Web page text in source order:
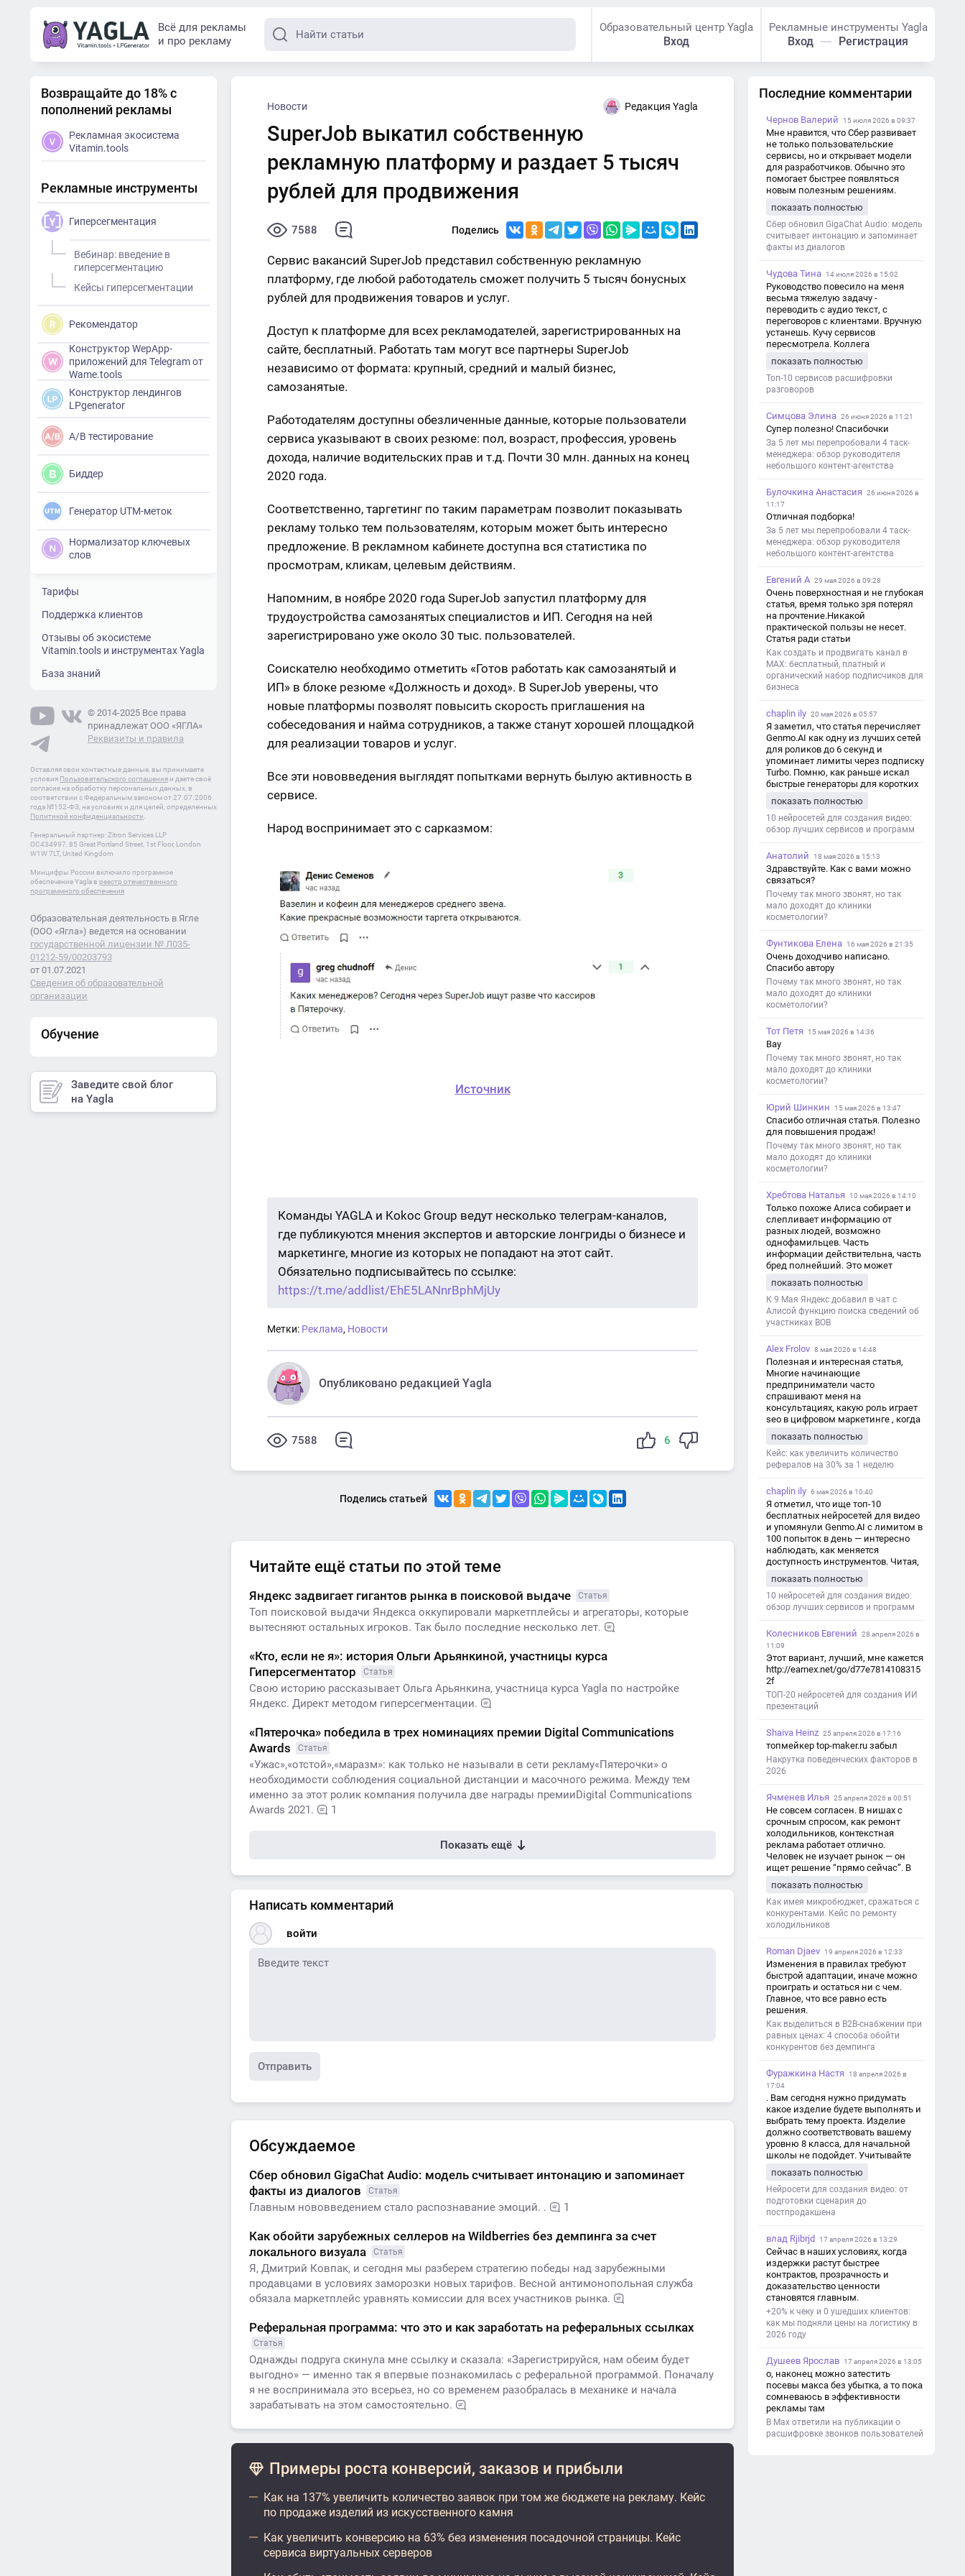
Всё для рекламы
и про рекламу
Образовательный центр Yagla
Вход
Рекламные инструменты Yagla
Вход Регистрация
Новости Редакция Yagla
SuperJob выкатил собственную
рекламную платформу и раздает 5 тысяч
рублей для продвижения
7588 Поделись
Сервис вакансий SuperJob представил собственную рекламную
платформу, где любой работодатель сможет получить 5 тысяч бонусных
рублей для продвижения товаров и услуг.
Доступ к платформе для всех рекламодателей, зарегистрированных на
сайте, бесплатный. Работать там могут все партнеры SuperJob
независимо от формата: крупный, средний и малый бизнес,
самозанятые.
Работодателям доступны обезличенные данные, которые пользователи
сервиса указывают в своих резюме: пол, возраст, профессия, уровень
дохода, наличие водительских прав и т.д. Почти 30 млн. данных на конец
2020 года.
Соответственно, таргетинг по таким параметрам позволит показывать
рекламу только тем пользователям, которым может быть интересно
предложение. В рекламном кабинете доступна вся статистика по
просмотрам, кликам, целевым действиям.
Напомним, в ноябре 2020 года SuperJob запустил платформу для
трудоустройства самозанятых специалистов и ИП. Сегодня на ней
зарегистрировано уже около 30 тыс. пользователей.
Соискателю необходимо отметить «Готов работать как самозанятый и
ИП» в блоке резюме «Должность и доход». В SuperJob уверены, что
новые платформы позволят повысить скорость приглашения на
собеседования и найма сотрудников, а также станут хорошей площадкой
для реализации товаров и услуг.
Все эти нововведения выглядят попытками вернуть былую активность в
сервисе.
Народ воспринимает это с сарказмом:
Источник
Команды YAGLA и Kokoc Group ведут несколько телеграм-каналов,
где публикуются мнения экспертов и авторские лонгриды о бизнесе и
маркетинге, многие из которых не попадают на этот сайт.
Обязательно подписывайтесь по ссылке:
https://t.me/addlist/EhE5LANnrBphMjUy
Метки: Реклама, Новости
Опубликовано редакцией Yagla
7588 6
Поделись статьей
Читайте ещё статьи по этой теме
Яндекс задвигает гигантов рынка в поисковой выдаче Статья
Топ поисковой выдачи Яндекса оккупировали маркетплейсы и агрегаторы, которые
вытесняют остальных игроков. Так было последние несколько лет.
«Кто, если не я»: история Ольги Арьянкиной, участницы курса
Гиперсегментатор
Статья
Свою историю рассказывает Ольга Арьянкина, участница курса Yagla по настройке
Яндекс. Директ методом гиперсегментации.
«Пятерочка» победила в трех номинациях премии Digital Communications
Awards
Статья
«Ужас»,«отстой»,«маразм»: как только не называли в сети рекламу«Пятерочки» о
необходимости соблюдения социальной дистанции и масочного режима. Между тем
именно за этот ролик компания получила две награды премииDigital Communications
Awards 2021.
1
Показать ещё
Написать комментарий
войти
Отправить
Обсуждаемое
Сбер обновил GigaChat Audio: модель считывает интонацию и запоминает
факты из диалогов
Статья
Главным нововведением стало распознавание эмоций. . 1
Как обойти зарубежных селлеров на Wildberries без демпинга за счет
локального визуала
Статья
Я, Дмитрий Ковпак, и сегодня мы разберем стратегию победы над зарубежными
продавцами в условиях заморозки новых тарифов. Весной антимонопольная служба
обязала маркетплейс уравнять комиссии для всех участников рынка.
Реферальная программа: что это и как заработать на реферальных ссылках
Статья
Однажды подруга скинула мне ссылку и сказала: «Зарегистрируйся, нам обеим будет
выгодно» — именно так я впервые познакомилась с реферальной программой. Поначалу
я не воспринимала это всерьез, но со временем разобралась в механике и начала
зарабатывать на этом самостоятельно.
Примеры роста конверсий, заказов и прибыли
Как на 137% увеличить количество заявок при том же бюджете на рекламу. Кейс
по продаже изделий из искусственного камня
Как увеличить конверсию на 63% без изменения посадочной страницы. Кейс
сервиса виртуальных серверов
Возвращайте до 18% с
пополнений рекламы
Рекламная экосистема
Vitamin.tools
Рекламные инструменты
Гиперсегментация
Вебинар: введение в
гиперсегментацию
Кейсы гиперсегментации
Рекомендатор
Конструктор WepApp-
приложений для Telegram от
Wame.tools
Конструктор лендингов
LPgenerator
A/B тестирование
Биддер
Генератор UTM-меток
Нормализатор ключевых
слов
Тарифы
Поддержка клиентов
Отзывы об экосистеме
Vitamin.tools и инструментах Yagla
База знаний
© 2014-2025 Все права
принадлежат ООО «ЯГЛА»
Реквизиты и правила
Оставляя свои контактные данные, вы принимаете
условия Пользовательского соглашения и даете своё
согласие на обработку персональных данных, в
соответствии с Федеральным законом от 27.07.2006
года №152-ФЗ, на условиях и для целей, определенных
Политикой конфиденциальности
Генеральный партнер: Zitron Services LLP
OC434997, 85 Great Portland Street, 1st Floor, London
W1W 7LT, United Kingdom
Минцифры России включило програмное
обеспечение Yagla в реестр отечественного
программного обеспечения
Образовательная деятельность в Ягле
(ООО «Ягла») ведется на основании
государственной лицензии № Л035-
01212-59/00203793
от 01.07.2021
Сведения об образовательной
организации
Обучение
Заведите свой блог
на Yagla
Последние комментарии
Чернов Валерий 15 июля 2026 в 09:37
Мне нравится, что Сбер развивает
не только пользовательские
сервисы, но и открывает модели
для разработчиков. Обычно это
помогает быстрее появляться
новым полезным решениям.
показать полностью
Сбер обновил GigaChat Audio: модель
считывает интонацию и запоминает
факты из диалогов
Чудова Тина 14 июля 2026 в 15:02
Руководство повесило на меня
весьма тяжелую задачу -
переводить с аудио текст, с
переговоров с клиентами. Вручную
устанешь. Кучу сервисов
пересмотрела. Коллега
хорошо переводит. Мало
редактировать по итогу. Советую.
показать полностью
Топ-10 сервисов расшифровки
разговоров
Симцова Элина 26 июня 2026 в 11:21
Супер полезно! Спасибочки
За 5 лет мы перепробовали 4 таск-
менеджера: обзор руководителя
небольшого контент-агентства
Булочкина Анастасия
26 июня 2026 в
11:17
Отличная подборка!
За 5 лет мы перепробовали 4 таск-
менеджера: обзор руководителя
небольшого контент-агентства
Евгений А 29 мая 2026 в 09:28
Очень поверхностная и не глубокая
статья, время только зря потерял
на прочтение.Никакой
практической пользы не несет.
Статья ради статьи
Как создать и продвигать канал в
MAX: бесплатный, платный и
органический набор подписчиков для
бизнеса
chaplin ily 20 мая 2026 в 05:57
Я заметил, что статья перечисляет
Genmo.AI как одну из лучших сетей
для роликов до 6 секунд и
упоминает лимиты через подписку
Turbo. Помню, как раньше искал
быстрые генераторы для коротких
такой обзор именно с акцентом на
ограничения и подпись. Image V2
показать полностью
10 нейросетей для создания видео:
обзор лучших сервисов и программ
Анатолий 18 мая 2026 в 15:13
Здравствуйте. Как с вами можно
связаться?
Почему так много звонят, но так
мало доходят до клиники
косметологии?
Фунтикова Елена 16 мая 2026 в 21:35
Очень доходчиво написано.
Спасибо автору
Почему так много звонят, но так
мало доходят до клиники
косметологии?
Тот Петя 15 мая 2026 в 14:36
Вау
Почему так много звонят, но так
мало доходят до клиники
косметологии?
Юрий Шинкин 15 мая 2026 в 13:47
Спасибо отличная статья. Полезно
для повышения продаж!
Почему так много звонят, но так
мало доходят до клиники
косметологии?
Хребтова Наталья 10 мая 2026 в 14:10
Только похоже Алиса собирает и
слепливает информацию от
разных людей, возможно
однофамильцев. Часть
информации действительна, часть
бред полнейший. Это может
дезинформации
показать полностью
К 9 Мая Яндекс добавил в чат с
Алисой функцию поиска сведений об
участниках ВОВ
Alex Frolov 8 мая 2026 в 14:48
Полезная и интересная статья,
Многие начинающие
предприниматели часто
спрашивают меня на
консультациях, какую роль играет
seo в цифровом маркетинге , когда
обсуждаем их проект:
https://aseotop.com/kakuyu-rol-igraet-
seo-v-czifrovom-marketinge/
показать полностью
Кейс: как увеличить количество
рефералов на 30% за 1 неделю
chaplin ily 6 мая 2026 в 10:40
Я отметил, что ище топ-10
бесплатных нейросетей для видео
и упомянули Genmo.AI с лимитом в
100 попыток в день — интересно
наблюдать, как меняется
доступность инструментов. Читая,
с короткими клипами в телеграм-
каналах YAGLA и Kokoc Group. Flux 2
показать полностью
10 нейросетей для создания видео:
обзор лучших сервисов и программ
Колесников Евгений
28 апреля 2026 в
11:09
Этот вариант, лучший, мне кажется
http://earnex.net/go/d77e7814108315
2f
ТОП-20 нейросетей для создания ИИ
презентаций
Shaiva Heinz 25 апреля 2026 в 17:16
топмейкер top-maker.ru забыл
Накрутка поведенческих факторов в
2026
Ячменев Илья 25 апреля 2026 в 00:51
Не совсем согласен. В нишах с
срочным спросом, как ремонт
холодильников, контекстная
реклама работает отлично.
Человек не изучает рынок — он
ищет решение “прямо сейчас”. В
и ловит самый горячий трафик,
тогда как SEO в таких задачах
просто не успевает.
показать полностью
Как имея микробюджет, сражаться с
конкурентами. Кейс по ремонту
холодильников
Roman Djaev 19 апреля 2026 в 12:33
Изменения в правилах требуют
быстрой адаптации, иначе можно
проиграть и остаться ни с чем.
Главное, что все равно есть
решения.
Как выделиться в B2B-снабжении при
равных ценах: 4 способа обойти
конкурентов без демпинга
Фуражкина Настя
18 апреля 2026 в
17:04
. Вам сегодня нужно придумать
какое изделие будете выполнять и
выбрать тему проекта. Изделие
должно соответствовать вашему
уровню 8 класса, для начальной
школы не подойдет. Учитывайте
уровня работы. Структура проекта 1.
Титульный лист - Название школы.
- Тип работы: «Проектная работа». -
Тема проекта. - Кто выполнил:
должность учителя. - Город, год. 2.
Введение - Актуальность темы
(почему это важно). - Цель и
задачи проекта. - Объект и предмет
исследования. - Методы работы. 3.
Основная часть - Теоретическая
основные понятия. - Практическая
глава: что сделано (исследование,
опрос, создание изделия и т. д.). -
Заключение - Краткие выводы по
проекту. - Достигнута ли цель. -
Практическая значимость работы.
5. Список литературы Перечень
использованных книг, статей,
сайтов. 6. Приложения (по
необходимости) Таблицы,
показать полностью
Нейросети для создания видео: от
подготовки сценария до
постпродакшена
влад Rjibrjd 17 апреля 2026 в 13:29
Сейчас в наших условиях, когда
издержки растут быстрее
контрактов, прозрачность и
доказательство ценности
становятся главным.
+20% к чеку и 0 ушедших клиентов:
как мы подняли цены на логистику в
2026 году
Душеев Ярослав 17 апреля 2026 в 13:05
о, наконец можно затестить
посевы макса без убытка, а то пока
сомневаюсь в эффективности
рекламы там
В Max ответили на публикации о
расшифровке звонков пользователей